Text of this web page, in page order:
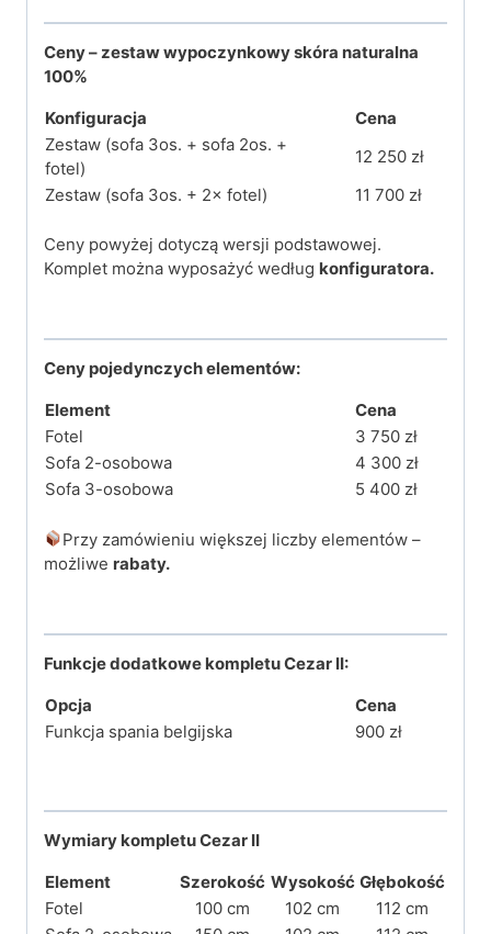
Ceny – zestaw wypoczynkowy skóra naturalna
100%
Konfiguracja
Cena
Zestaw (sofa 3os. + sofa 2os. +
fotel)
12 250 zł
Zestaw (sofa 3os. + 2× fotel)
11 700 zł
Ceny powyżej dotyczą wersji podstawowej.
Komplet można wyposażyć według konfiguratora.
Ceny pojedynczych elementów:
Element
Cena
Fotel
3 750 zł
Sofa 2-osobowa
4 300 zł
Sofa 3-osobowa
5 400 zł
Przy zamówieniu większej liczby elementów –
możliwe rabaty.
Funkcje dodatkowe kompletu Cezar II:
Opcja
Cena
Funkcja spania belgijska
900 zł
Wymiary kompletu Cezar II
Element
Szerokość Wysokość Głębokość
Fotel
100 cm 102 cm
112 cm